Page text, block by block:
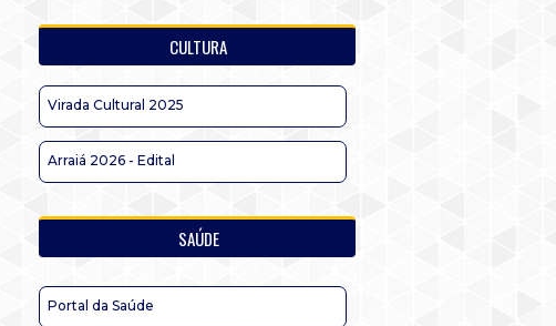
CULTURA
Virada Cultural 2025
Arraiá 2026 - Edital
SAÚDE
Portal da Saúde